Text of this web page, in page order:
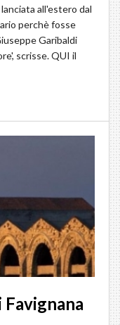
all'estero dal
perchè fosse
Garibaldi
scrisse. QUI il